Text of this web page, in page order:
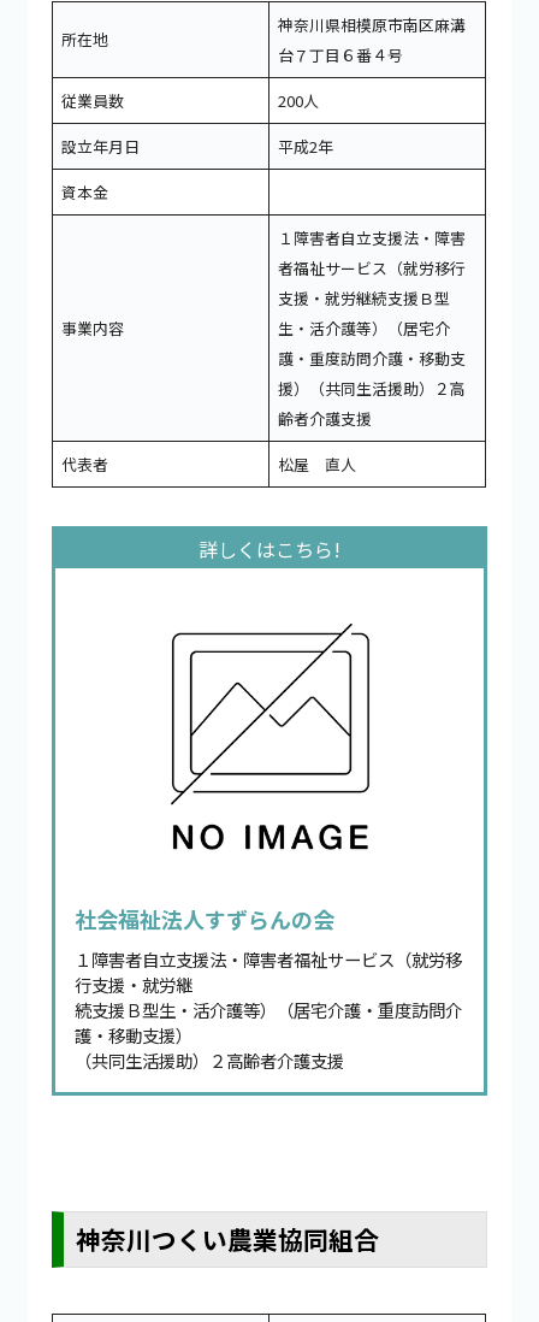
所在地
神奈川県相模原市南区麻溝
台７丁目６番４号
従業員数
200人
設立年月日
平成2年
資本金
事業内容
１障害者自立支援法・障害
者福祉サービス（就労移行
支援・就労継続支援Ｂ型
生・活介護等）（居宅介
護・重度訪問介護・移動支
援）（共同生活援助）２高
齢者介護支援
代表者
松屋 直人
社会福祉法人すずらんの会
１障害者自立支援法・障害者福祉サービス（就労移
行支援・就労継
続支援Ｂ型生・活介護等）（居宅介護・重度訪問介
護・移動支援）
（共同生活援助）２高齢者介護支援
神奈川つくい農業協同組合